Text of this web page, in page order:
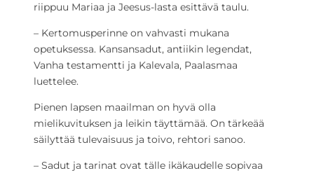
riippuu Mariaa ja Jeesus-lasta esittävä taulu.
– Kertomusperinne on vahvasti mukana
opetuksessa. Kansansadut, antiikin legendat,
Vanha testamentti ja Kalevala, Paalasmaa
luettelee.
Pienen lapsen maailman on hyvä olla
mielikuvituksen ja leikin täyttämää. On tärkeää
säilyttää tulevaisuus ja toivo, rehtori sanoo.
– Sadut ja tarinat ovat tälle ikäkaudelle sopivaa